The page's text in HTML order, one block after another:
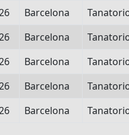
Barcelona
Barcelona
Barcelona
Barcelona
Barcelona